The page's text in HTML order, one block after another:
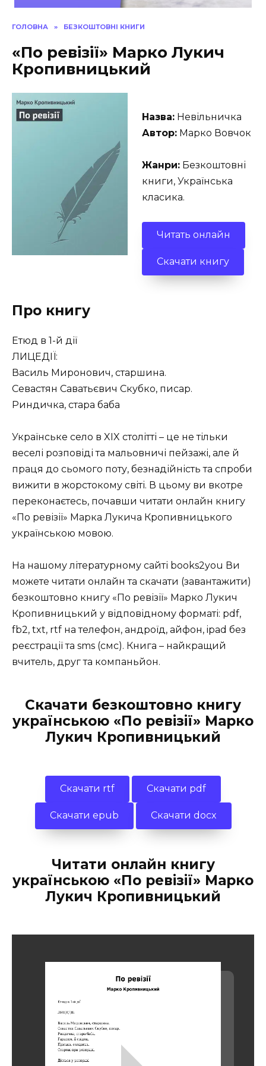
ГОЛОВНА » БЕЗКОШТОВНІ КНИГИ
«По ревізії» Марко Лукич
Кропивницький
Назва: Невільничка
Автор: Марко Вовчок
Жанри: Безкоштовні
книги, Українська
класика.
Читать онлайн
Скачати книгу
Про книгу
Етюд в 1-й дії
ЛИЦЕДІЇ:
Василь Миронович, старшина.
Севастян Саватьєвич Скубко, писар.
Риндичка, стара баба
Українське село в XIX столітті – це не тільки
веселі розповіді та мальовничі пейзажі, але й
праця до сьомого поту, безнадійність та спроби
вижити в жорстокому світі. В цьому ви вкотре
переконаєтесь, почавши читати онлайн книгу
«По ревізії» Марка Лукича Кропивницького
українською мовою.
На нашому літературному сайті books2you Ви
можете читати онлайн та скачати (завантажити)
безкоштовно книгу «По ревізії» Марко Лукич
Кропивницький у відповідному форматі: pdf,
fb2, txt, rtf на телефон, андроїд, айфон, ipad без
реєстрації та sms (смс). Книга – найкращий
вчитель, друг та компаньйон.
Скачати безкоштовно книгу
українською «По ревізії» Марко
Лукич Кропивницький
Скачати rtf Скачати pdf
Скачати epub Скачати docx
Читати онлайн книгу
українською «По ревізії» Марко
Лукич Кропивницький